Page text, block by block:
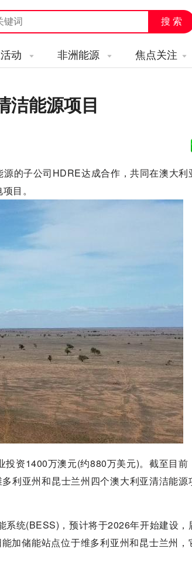
动 非洲能源 焦点关注
洁能源项目
的子公司HDRE达成合作，共同在澳大利
目。
资1400万澳元(约880万美元)。截至目前
利亚州和昆士兰州四个澳大利亚清洁能源
统(BESS)，预计将于2026年开始建设，
加储能站点位于维多利亚州和昆士兰州，